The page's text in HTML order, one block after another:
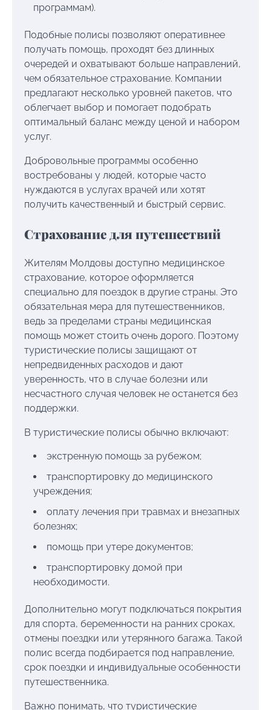
программам).
Подобные полисы позволяют оперативнее
получать помощь, проходят без длинных
очередей и охватывают больше направлений,
чем обязательное страхование. Компании
предлагают несколько уровней пакетов, что
облегчает выбор и помогает подобрать
оптимальный баланс между ценой и набором
услуг.
Добровольные программы особенно
востребованы у людей, которые часто
нуждаются в услугах врачей или хотят
получить качественный и быстрый сервис.
Страхование для путешествий
Жителям Молдовы доступно медицинское
страхование, которое оформляется
специально для поездок в другие страны. Это
обязательная мера для путешественников,
ведь за пределами страны медицинская
помощь может стоить очень дорого. Поэтому
туристические полисы защищают от
непредвиденных расходов и дают
уверенность, что в случае болезни или
несчастного случая человек не останется без
поддержки.
В туристические полисы обычно включают:
экстренную помощь за рубежом;
транспортировку до медицинского
учреждения;
оплату лечения при травмах и внезапных
болезнях;
помощь при утере документов;
транспортировку домой при
необходимости.
Дополнительно могут подключаться покрытия
для спорта, беременности на ранних сроках,
отмены поездки или утерянного багажа. Такой
полис всегда подбирается под направление,
срок поездки и индивидуальные особенности
путешественника.
Важно понимать, что туристические